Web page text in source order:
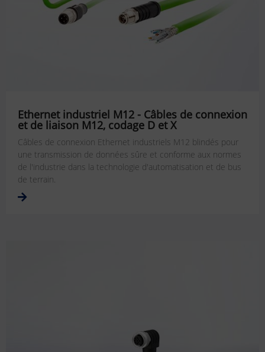
Ethernet industriel M12 - Câbles de connexion
et de liaison M12, codage D et X
Câbles de connexion Ethernet industriels M12 blindés pour
une transmission de données sûre et conforme aux normes
de l'industrie dans la technologie d'automatisation et de bus
de terrain.